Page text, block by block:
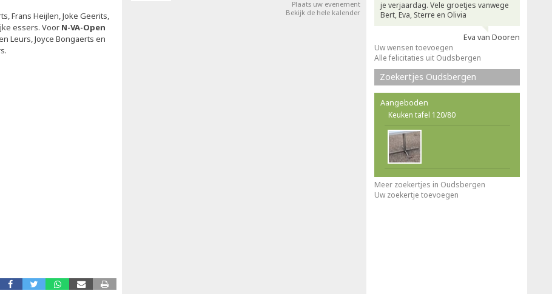
Frans Heijlen, Joke Geerits,
essers. Voor N-VA-Open
Leurs, Joyce Bongaerts en
Plaats uw evenement
Bekijk de hele kalender
je verjaardag. Vele groetjes vanwege
Bert, Eva, Sterre en Olivia
Eva van Dooren
Uw wensen toevoegen
Alle felicitaties uit Oudsbergen
Zoekertjes Oudsbergen
Aangeboden
Keuken tafel 120/80
Meer zoekertjes in Oudsbergen
Uw zoekertje toevoegen